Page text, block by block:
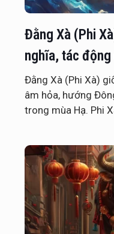
Đằng Xà (Phi
nghĩa, tác
Đằng Xà (Phi Xà)
âm hỏa, hướng
trong mùa Hạ. Phi